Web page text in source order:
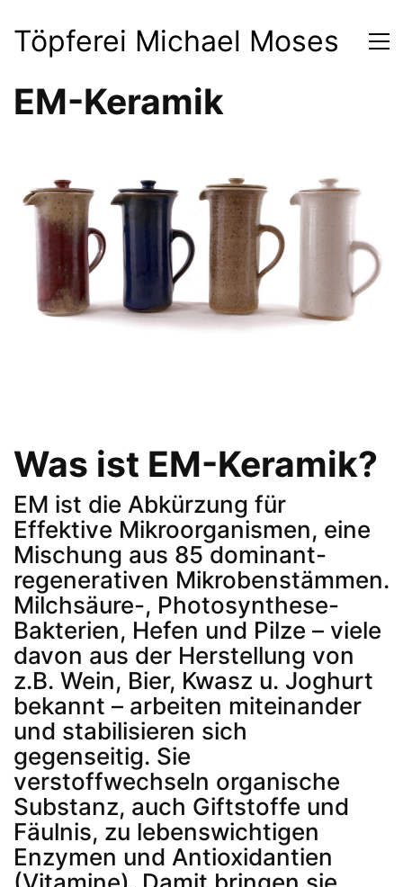
Töpferei Michael Moses
EM-Keramik
Was ist EM-Keramik?
EM ist die Abkürzung für
Effektive Mikroorganismen, eine
Mischung aus 85 dominant-
regenerativen Mikrobenstämmen.
Milchsäure-, Photosynthese-
Bakterien, Hefen und Pilze – viele
davon aus der Herstellung von
z.B. Wein, Bier, Kwasz u. Joghurt
bekannt – arbeiten miteinander
und stabilisieren sich
gegenseitig. Sie
verstoffwechseln organische
Substanz, auch Giftstoffe und
Fäulnis, zu lebenswichtigen
Enzymen und Antioxidantien